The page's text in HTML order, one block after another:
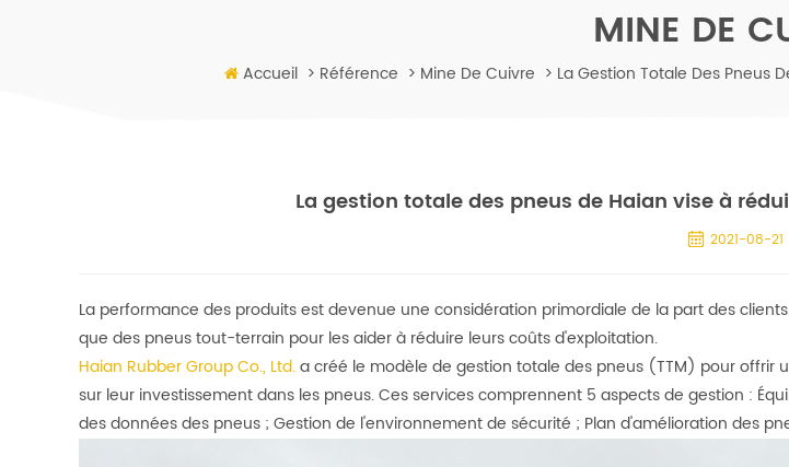
MINE DE
Accueil > Référence > Mine De Cuivre > La Gestion Totale Des Pneus
La gestion totale des pneus de Haian vise à
2021-08-21
La performance des produits est devenue une considération primordiale de la part des
que des pneus tout-terrain pour les aider à réduire leurs coûts d'exploitation.
Haian Rubber Group Co., Ltd.a créé le modèle de gestion totale des pneus (TTM) pour
sur leur investissement dans les pneus. Ces services comprennent 5 aspects de gestion :
des données des pneus ; Gestion de l'environnement de sécurité ; Plan d'amélioration des